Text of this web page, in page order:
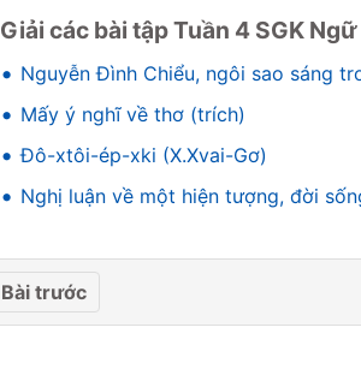
Giải các bài tập Tuần 4 SGK
• Nguyễn Đình Chiểu, ngôi sao sáng
• Mấy ý nghĩ về thơ (trích)
• Đô-xtôi-ép-xki (X.Xvai-Gơ)
• Nghị luận về một hiện tượng, đời
Bài trước